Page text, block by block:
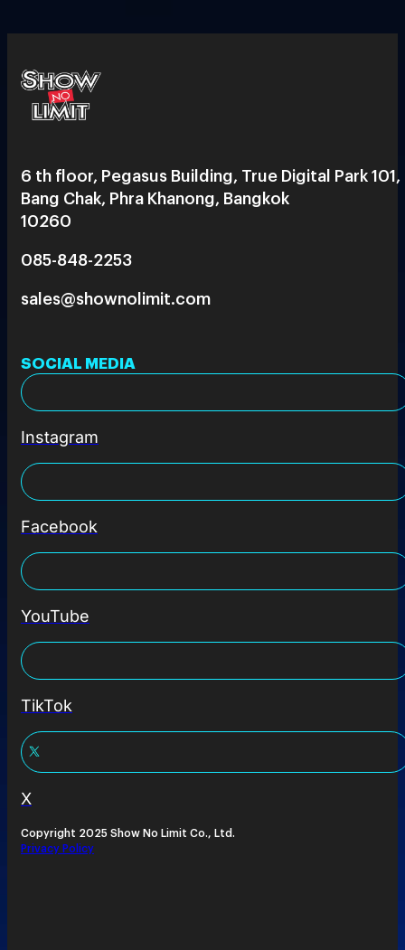
6 th floor, Pegasus Building, True Digital Park 101,
Bang Chak, Phra Khanong, Bangkok
10260
085-848-2253
sales@shownolimit.com
SOCIAL MEDIA
Instagram
Facebook
YouTube
TikTok
X
Copyright 2025 Show No Limit Co., Ltd.
Privacy Policy